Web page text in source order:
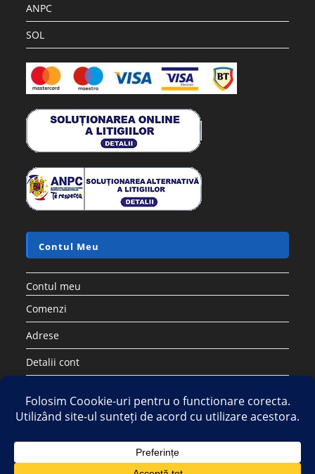
ANPC
SOL
Contul Meu
Contul meu
Comenzi
Adrese
Detalii cont
Copyright 2026 - Strategic DIstribution Group